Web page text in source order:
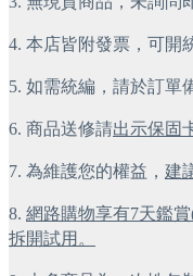
4. 本店皆附發票，可開
5. 如需統編，請於訂單
6. 商品送修請出示保固
7. 為維護您的權益， 建
8. 網路購物享有7天鑑
拆開試用。